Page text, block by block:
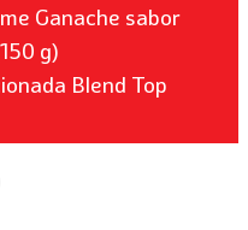
Ganache sabor
g)
Blend Top